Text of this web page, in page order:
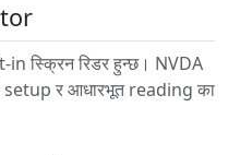
स्क्रिन रिडर हुन्छ। NVDA
setup र आधारभूत reading का